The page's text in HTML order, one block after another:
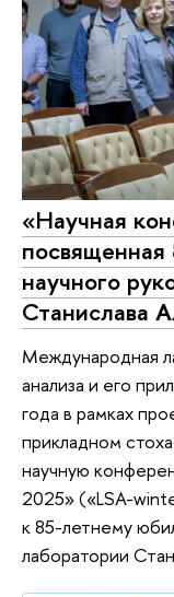
«Научная
научного
Станислава
Международная
анализа и его
года в рамках
прикладном
научную
2025» («LSA-
к 85-летнему
лаборатории